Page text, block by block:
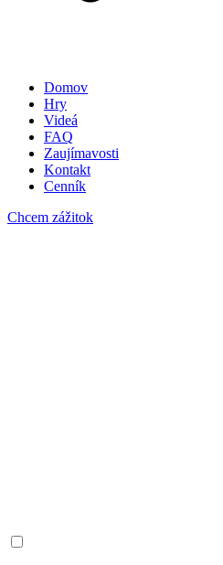
Domov
Hry
Videá
FAQ
Zaujímavosti
Kontakt
Cenník
Chcem zážitok